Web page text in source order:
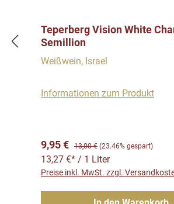
Teperberg Vision White
Semillion
Weißwein, Israel
Informationen zum Produkt
Verkaufspreis:
9,95 € Regulärer Preis:
13,00 € (23.46% gespart)
13,27 €* / 1 Liter
Preise inkl. MwSt. zzgl.